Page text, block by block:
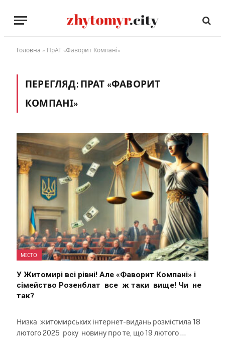
Головна » ПрАТ «Фаворит Компані»
ПЕРЕГЛЯД: ПРАТ «ФАВОРИТ
КОМПАНІ»
МІСТО
У Житомирі всі рівні! Але «Фаворит Компані» і
сімейство Розенблат все ж таки вище! Чи не
так?
Низка житомирських інтернет-видань розмістила 18
лютого 2025 року новину про те, що 19 лютого …